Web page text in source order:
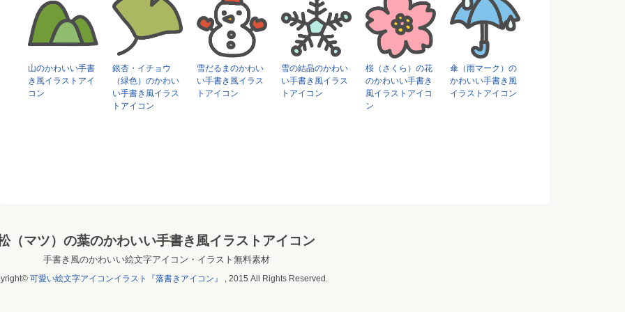
山のかわいい手書
き風イラストアイ
コン
銀杏・イチョウ
（緑色）のかわい
い手書き風イラス
トアイコン
雪だるまのかわい
い手書き風イラス
トアイコン
雪の結晶のかわい
い手書き風イラス
トアイコン
桜（さくら）の花
のかわいい手書き
風イラストアイコ
ン
傘（雨マーク）の
かわいい手書き風
イラストアイコン
（マツ）の葉のかわいい手書き風イラストアイコン
手書き風のかわいい絵文字アイコン・イラスト無料素材
可愛い絵文字アイコンイラスト『落書きアイコン』 , 2015 All Rights Reserved.